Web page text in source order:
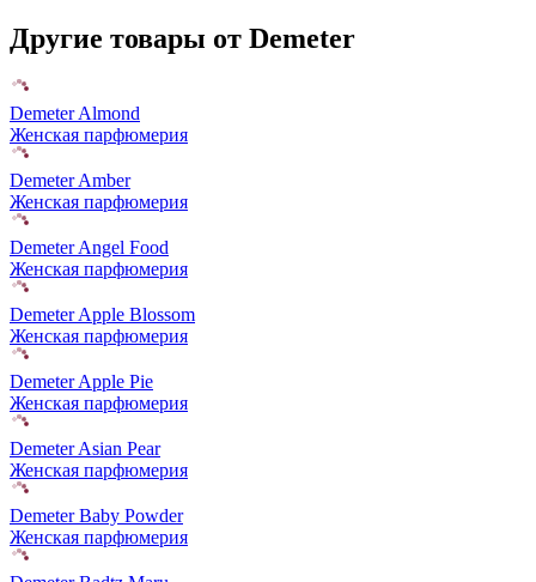
Другие товары от Demeter
Demeter Almond
Женская парфюмерия
Demeter Amber
Женская парфюмерия
Demeter Angel Food
Женская парфюмерия
Demeter Apple Blossom
Женская парфюмерия
Demeter Apple Pie
Женская парфюмерия
Demeter Asian Pear
Женская парфюмерия
Demeter Baby Powder
Женская парфюмерия